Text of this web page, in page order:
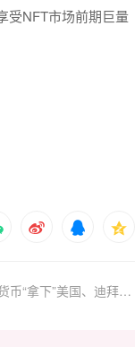
受NFT市场前期巨量
下一篇：值得纪念的一天：加密货币“拿下”美国、迪拜和韩国